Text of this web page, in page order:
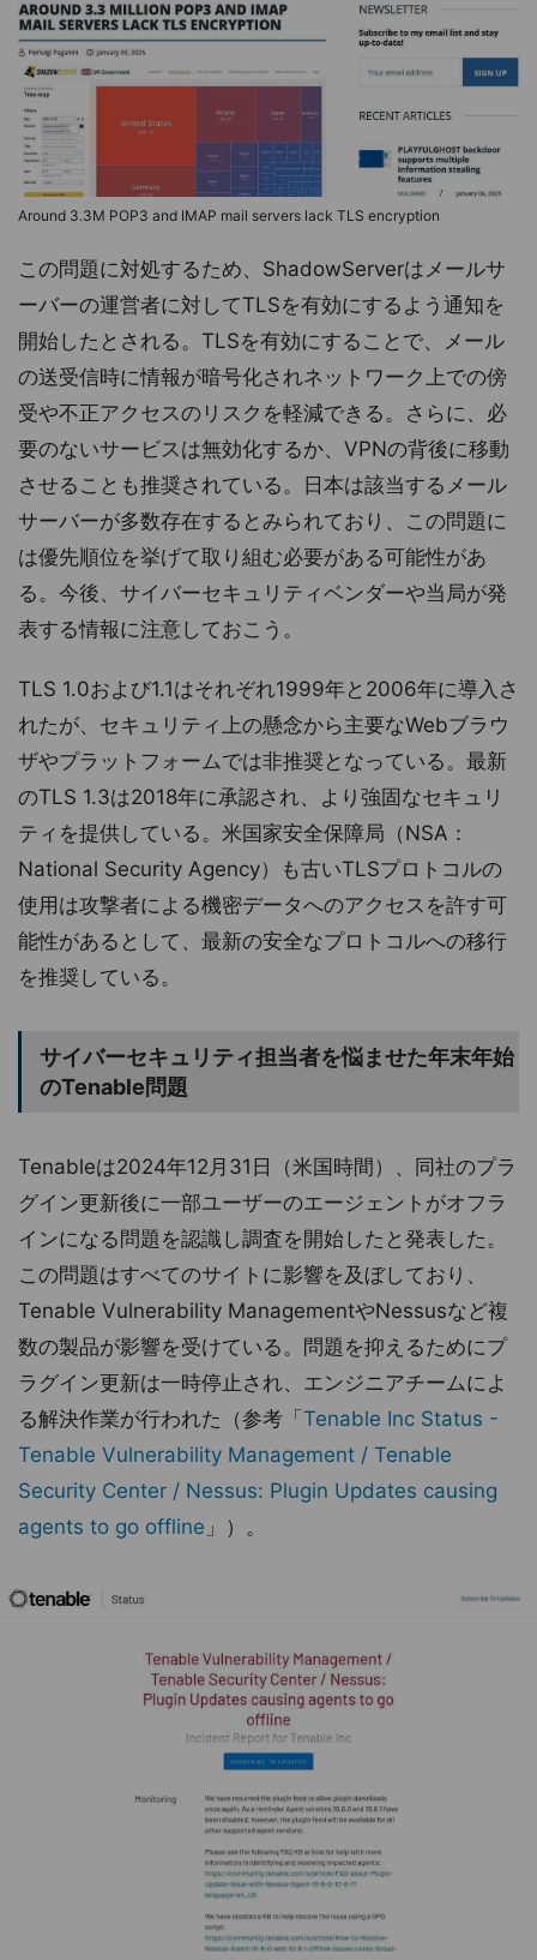
Around 3.3M POP3 and IMAP mail servers lack TLS encryption
この問題に対処するため、ShadowServerはメールサ
ーバーの運営者に対してTLSを有効にするよう通知を
開始したとされる。TLSを有効にすることで、メール
の送受信時に情報が暗号化されネットワーク上での傍
受や不正アクセスのリスクを軽減できる。さらに、必
要のないサービスは無効化するか、VPNの背後に移動
させることも推奨されている。日本は該当するメール
サーバーが多数存在するとみられており、この問題に
は優先順位を挙げて取り組む必要がある可能性があ
る。今後、サイバーセキュリティベンダーや当局が発
表する情報に注意しておこう。
TLS 1.0および1.1はそれぞれ1999年と2006年に導入さ
れたが、セキュリティ上の懸念から主要なWebブラウ
ザやプラットフォームでは非推奨となっている。最新
のTLS 1.3は2018年に承認され、より強固なセキュリ
ティを提供している。米国家安全保障局（NSA：
National Security Agency）も古いTLSプロトコルの
使用は攻撃者による機密データへのアクセスを許す可
能性があるとして、最新の安全なプロトコルへの移行
を推奨している。
サイバーセキュリティ担当者を悩ませた年末年始
のTenable問題
Tenableは2024年12月31日（米国時間）、同社のプラ
グイン更新後に一部ユーザーのエージェントがオフラ
インになる問題を認識し調査を開始したと発表した。
この問題はすべてのサイトに影響を及ぼしており、
Tenable Vulnerability ManagementやNessusなど複
数の製品が影響を受けている。問題を抑えるためにプ
ラグイン更新は一時停止され、エンジニアチームによ
る解決作業が行われた（参考「 Tenable Inc Status -
Tenable Vulnerability Management / Tenable
Security Center / Nessus: Plugin Updates causing
agents to go offline 」）。